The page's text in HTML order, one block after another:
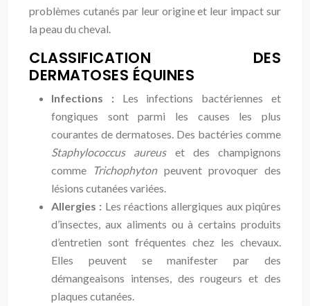
problèmes cutanés par leur origine et leur impact sur
la peau du cheval.
CLASSIFICATION DES
DERMATOSES ÉQUINES
Infections : Les infections bactériennes et
fongiques sont parmi les causes les plus
courantes de dermatoses. Des bactéries comme
Staphylococcus aureus et des champignons
comme
Trichophyton peuvent provoquer des
lésions cutanées variées.
Allergies : Les réactions allergiques aux piqûres
d’insectes, aux aliments ou à certains produits
d’entretien sont fréquentes chez les chevaux.
Elles peuvent se manifester par des
démangeaisons intenses, des rougeurs et des
plaques cutanées.